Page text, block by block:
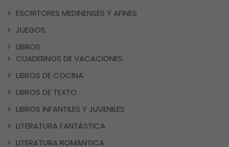
ESCRITORES MEDINENSES Y AFINES
JUEGOS
LIBROS
CUADERNOS DE VACACIONES
LIBROS DE COCINA
LIBROS DE TEXTO
LIBROS INFANTILES Y JUVENILES
LITERATURA FANTÁSTICA
LITERATURA ROMÁNTICA